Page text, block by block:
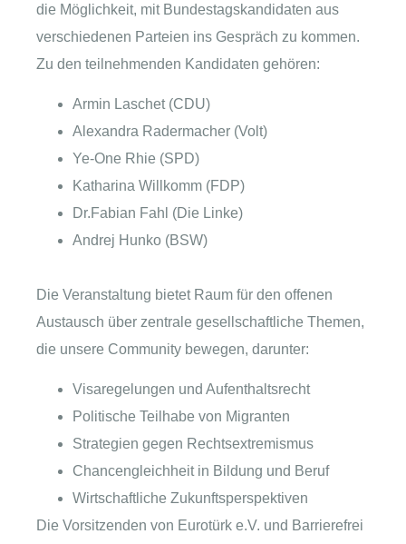
die Möglichkeit, mit Bundestagskandidaten aus
verschiedenen Parteien ins Gespräch zu kommen.
Zu den teilnehmenden Kandidaten gehören:
Armin Laschet (CDU)
Alexandra Radermacher (Volt)
Ye-One Rhie (SPD)
Katharina Willkomm (FDP)
Dr.Fabian Fahl (Die Linke)
Andrej Hunko (BSW)
Die Veranstaltung bietet Raum für den offenen
Austausch über zentrale gesellschaftliche Themen,
die unsere Community bewegen, darunter:
Visaregelungen und Aufenthaltsrecht
Politische Teilhabe von Migranten
Strategien gegen Rechtsextremismus
Chancengleichheit in Bildung und Beruf
Wirtschaftliche Zukunftsperspektiven
Die Vorsitzenden von Eurotürk e.V. und Barrierefrei